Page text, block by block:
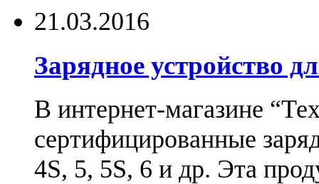
21.03.2016
Зарядное устройство
В интернет-магазине
сертифицированные
4S, 5, 5S, 6 и др. Эта